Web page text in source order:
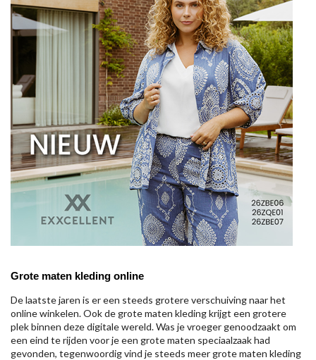
Grote maten kleding online
De laatste jaren is er een steeds grotere verschuiving naar het
online winkelen. Ook de grote maten kleding krijgt een grotere
plek binnen deze digitale wereld. Was je vroeger genoodzaakt om
een eind te rijden voor je een grote maten speciaalzaak had
gevonden, tegenwoordig vind je steeds meer grote maten kleding